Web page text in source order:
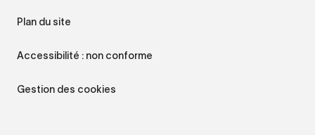
Plan du site
Accessibilité : non conforme
Gestion des cookies